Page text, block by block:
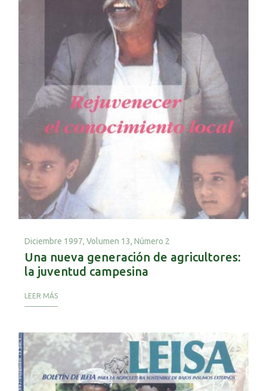
Diciembre 1997, Volumen 13, Número 2
Una nueva generación de agricultores:
la juventud campesina
LEER MÁS